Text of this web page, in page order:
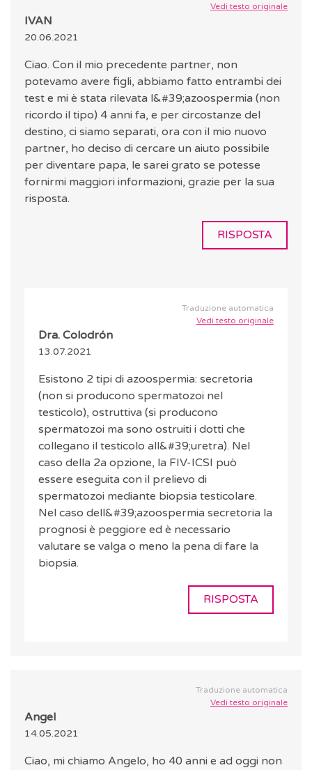
Vedi testo originale
IVAN
20.06.2021
Ciao. Con il mio precedente partner, non
potevamo avere figli, abbiamo fatto entrambi dei
test e mi è stata rilevata l&#39;azoospermia (non
ricordo il tipo) 4 anni fa, e per circostanze del
destino, ci siamo separati, ora con il mio nuovo
partner, ho deciso di cercare un aiuto possibile
per diventare papa, le sarei grato se potesse
fornirmi maggiori informazioni, grazie per la sua
risposta.
RISPOSTA
Traduzione automatica
Vedi testo originale
Dra. Colodrón
13.07.2021
Esistono 2 tipi di azoospermia: secretoria
(non si producono spermatozoi nel
testicolo), ostruttiva (si producono
spermatozoi ma sono ostruiti i dotti che
collegano il testicolo all&#39;uretra). Nel
caso della 2a opzione, la FIV-ICSI può
essere eseguita con il prelievo di
spermatozoi mediante biopsia testicolare.
Nel caso dell&#39;azoospermia secretoria la
prognosi è peggiore ed è necessario
valutare se valga o meno la pena di fare la
biopsia.
RISPOSTA
Traduzione automatica
Vedi testo originale
Angel
14.05.2021
Ciao, mi chiamo Angelo, ho 40 anni e ad oggi non